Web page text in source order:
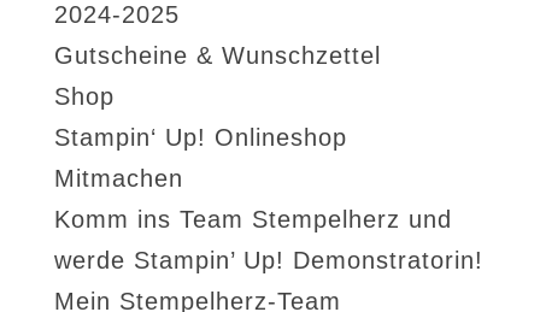
2024-2025
Gutscheine & Wunschzettel
Shop
Stampin‘ Up! Onlineshop
Mitmachen
Komm ins Team Stempelherz und
werde Stampin’ Up! Demonstratorin!
Mein Stempelherz-Team